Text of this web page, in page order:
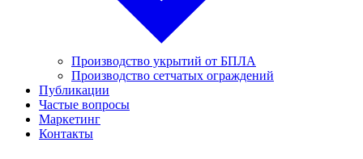
Производство укрытий от БПЛА
Производство сетчатых ограждений
Публикации
Частые вопросы
Маркетинг
Контакты